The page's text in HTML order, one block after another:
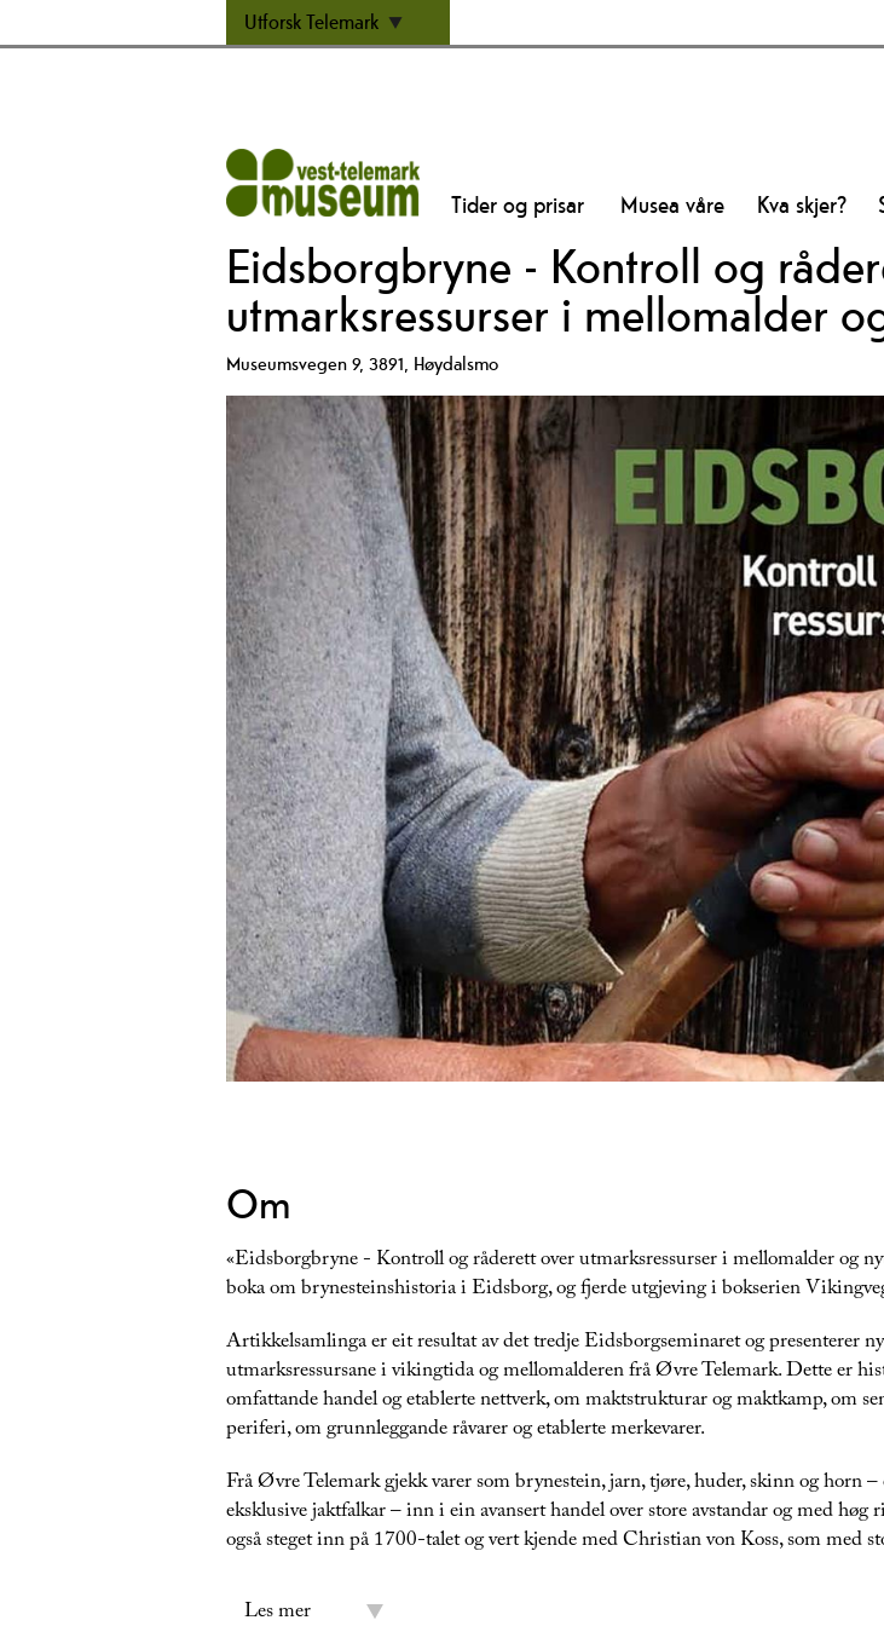
Utforsk Telemark
Tider og prisar Musea våre Kva skjer?
Eidsborgbryne - Kontroll og
utmarksressurser i mellomalder
Museumsvegen 9, 3891, Høydalsmo
Om
«Eidsborgbryne - Kontroll og råderett over utmarksressurser i mellomalder og
boka om brynesteinshistoria i Eidsborg, og fjerde utgjeving i bokserien
Artikkelsamlinga er eit resultat av det tredje Eidsborgseminaret og presenterer
utmarksressursane i vikingtida og mellomalderen frå Øvre Telemark. Dette er
omfattande handel og etablerte nettverk, om maktstrukturar og maktkamp, om
periferi, om grunnleggande råvarer og etablerte merkevarer.
Frå Øvre Telemark gjekk varer som brynestein, jarn, tjøre, huder, skinn og horn
eksklusive jaktfalkar – inn i ein avansert handel over store avstandar og med høg
også steget inn på 1700-talet og vert kjende med Christian von Koss, som med
Les mer